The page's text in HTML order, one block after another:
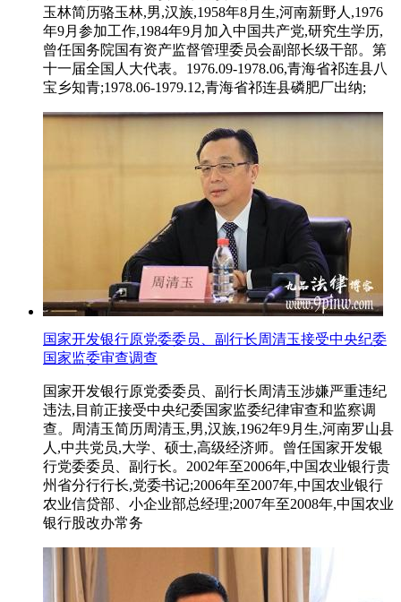
玉林简历骆玉林,男,汉族,1958年8月生,河南新野人,1976
年9月参加工作,1984年9月加入中国共产党,研究生学历,
曾任国务院国有资产监督管理委员会副部长级干部。第
十一届全国人大代表。1976.09-1978.06,青海省祁连县八
宝乡知青;1978.06-1979.12,青海省祁连县磷肥厂出纳;
国家开发银行原党委委员、副行长周清玉接受中央纪委
国家监委审查调查
国家开发银行原党委委员、副行长周清玉涉嫌严重违纪
违法,目前正接受中央纪委国家监委纪律审查和监察调
查。周清玉简历周清玉,男,汉族,1962年9月生,河南罗山县
人,中共党员,大学、硕士,高级经济师。曾任国家开发银
行党委委员、副行长。2002年至2006年,中国农业银行贵
州省分行行长,党委书记;2006年至2007年,中国农业银行
农业信贷部、小企业部总经理;2007年至2008年,中国农业
银行股改办常务